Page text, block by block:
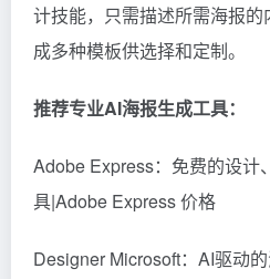
计技能，只需描述所需海报
成多种模板供选择和定制。
推荐专业AI海报生成工具：
Adobe Express：免费的设计
具|Adobe Express 价格
Designer Microsoft：AI驱动